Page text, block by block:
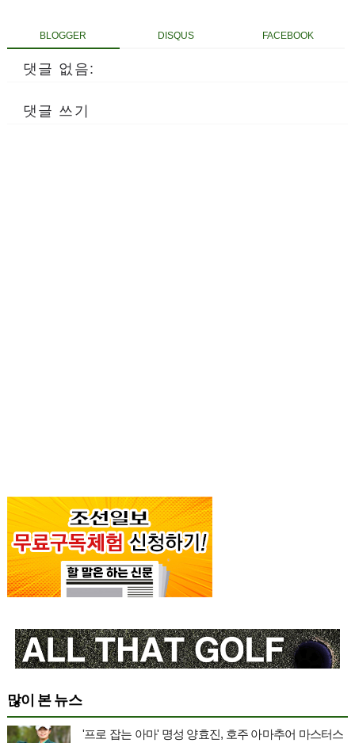
BLOGGER DISQUS FACEBOOK
댓글 없음:
댓글 쓰기
많이 본 뉴스
'프로 잡는 아마' 명성 양효진, 호주 아마추어 마스터스